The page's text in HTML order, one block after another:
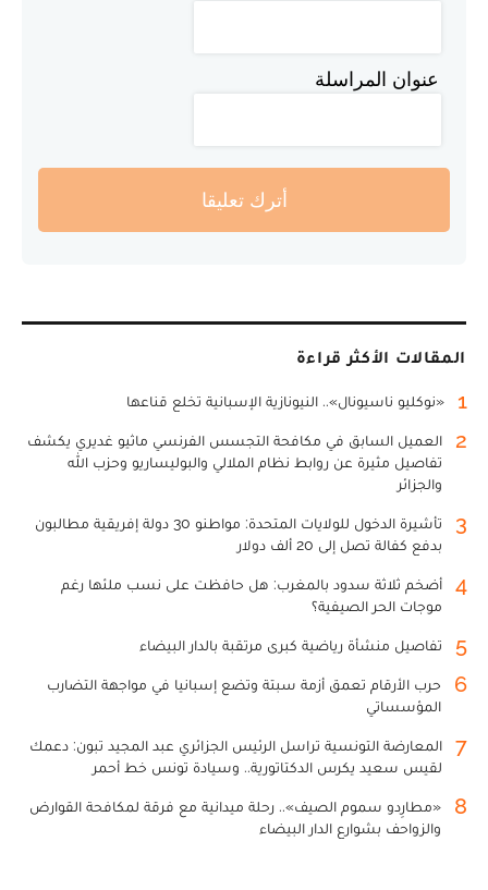
عنوان المراسلة
أترك تعليقا
المقالات الأكثر قراءة
1 «نوكليو ناسيونال».. النيونازية الإسبانية تخلع قناعها
2
العميل السابق في مكافحة التجسس الفرنسي ماثيو غديري يكشف
تفاصيل مثيرة عن روابط نظام الملالي والبوليساريو وحزب الله
والجزائر
3
تأشيرة الدخول للولايات المتحدة: مواطنو 30 دولة إفريقية مطالبون
بدفع كفالة تصل إلى 20 ألف دولار
4
أضخم ثلاثة سدود بالمغرب: هل حافظت على نسب ملئها رغم
موجات الحر الصيفية؟
5 تفاصيل منشأة رياضية كبرى مرتقبة بالدار البيضاء
6
حرب الأرقام تعمق أزمة سبتة وتضع إسبانيا في مواجهة التضارب
المؤسساتي
7
المعارضة التونسية تراسل الرئيس الجزائري عبد المجيد تبون: دعمك
لقيس سعيد يكرس الدكتاتورية.. وسيادة تونس خط أحمر
8
«مطارِدو سموم الصيف».. رحلة ميدانية مع فرقة لمكافحة القوارض
والزواحف بشوارع الدار البيضاء